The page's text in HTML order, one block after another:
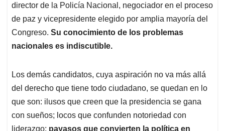
director de la Policía Nacional, negociador en el proceso
de paz y vicepresidente elegido por amplia mayoría del
Congreso. Su conocimiento de los problemas
nacionales es indiscutible.
Los demás candidatos, cuya aspiración no va más allá
del derecho que tiene todo ciudadano, se quedan en lo
que son: ilusos que creen que la presidencia se gana
con sueños; locos que confunden notoriedad con
liderazgo; payasos que convierten la política en